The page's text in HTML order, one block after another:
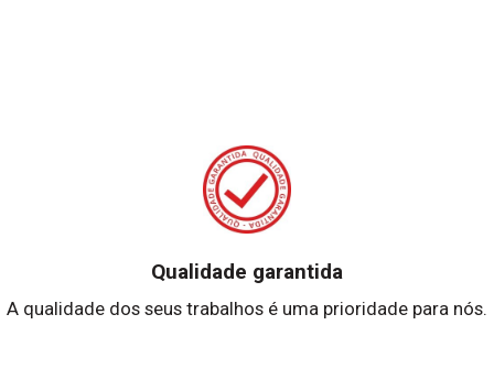
Qualidade garantida
A qualidade dos seus trabalhos é uma prioridade para nós.